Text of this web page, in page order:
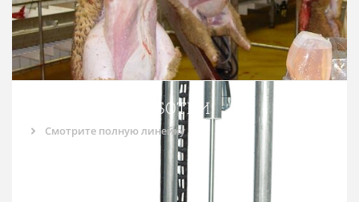
МАШИНА ДОРАБОТКИ
Смотрите полную линейку